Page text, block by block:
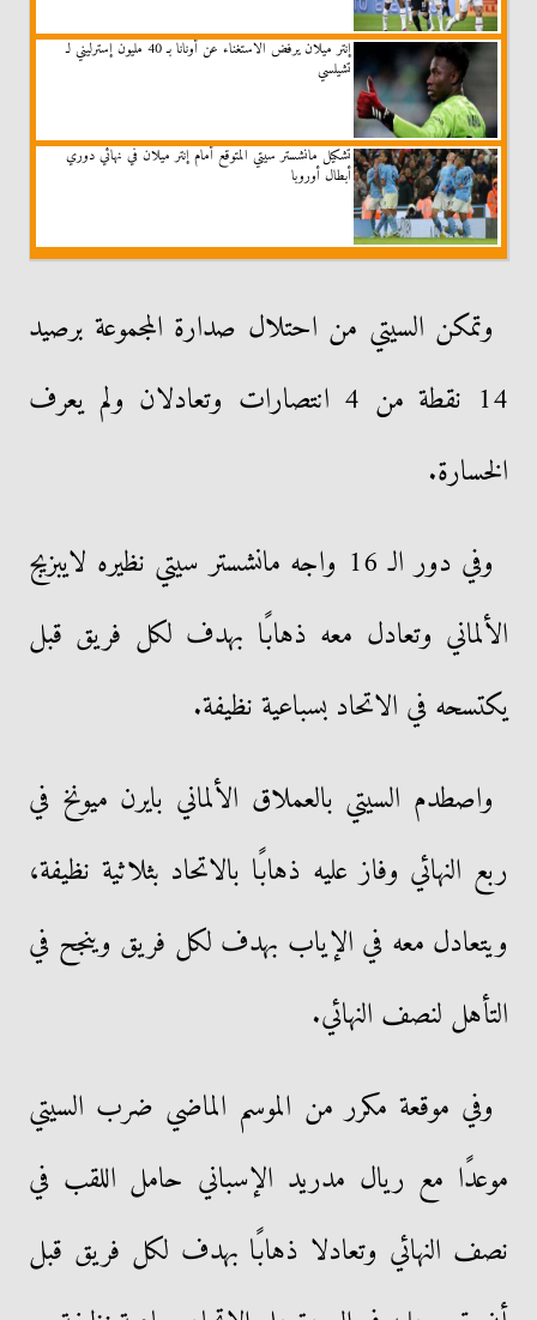
إنتر ميلان يرفض الاستغناء عن أونانا بـ 40 مليون إسترليني لـ
تشيلسي
تشكيل مانشستر سيتي المتوقع أمام إنتر ميلان في نهائي دوري
أبطال أوروبا
وتمكن السيتي من احتلال صدارة المجموعة برصيد
14 نقطة من 4 انتصارات وتعادلان ولم يعرف
الخسارة.
وفي دور الـ 16 واجه مانشستر سيتي نظيره لايبزيج
الألماني وتعادل معه ذهابًا بهدف لكل فريق قبل
يكتسحه في الاتحاد بسباعية نظيفة.
واصطدم السيتي بالعملاق الألماني بايرن ميونخ في
ربع النهائي وفاز عليه ذهابًا بالاتحاد بثلاثية نظيفة،
ويتعادل معه في الإياب بهدف لكل فريق وينجح في
التأهل لنصف النهائي.
وفي موقعة مكرر من الموسم الماضي ضرب السيتي
موعدًا مع ريال مدريد الإسباني حامل اللقب في
نصف النهائي وتعادلا ذهابًا بهدف لكل فريق قبل